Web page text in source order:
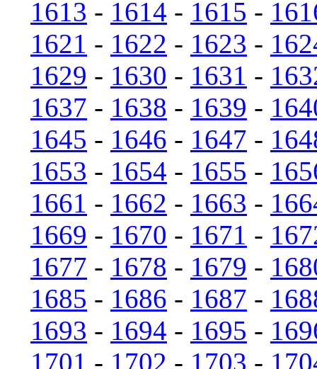
1613 - 1614 - 1615 -
1621 - 1622 - 1623 -
1629 - 1630 - 1631 -
1637 - 1638 - 1639 -
1645 - 1646 - 1647 -
1653 - 1654 - 1655 -
1661 - 1662 - 1663 -
1669 - 1670 - 1671 -
1677 - 1678 - 1679 -
1685 - 1686 - 1687 -
1693 - 1694 - 1695 -
1701 - 1702 - 1703 -